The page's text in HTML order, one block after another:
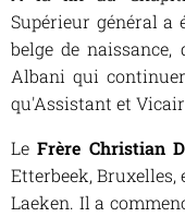
Supérieur général a
belge de
Albani qui
qu'Assistant et
LeFrère Christian
Etterbeek, Bruxelles,
Laeken. Il a